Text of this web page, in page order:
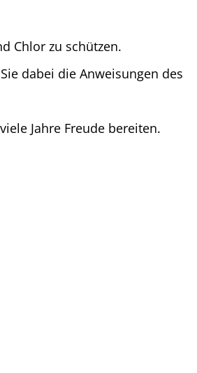
Chlor zu schützen.
dabei die Anweisungen des
Jahre Freude bereiten.